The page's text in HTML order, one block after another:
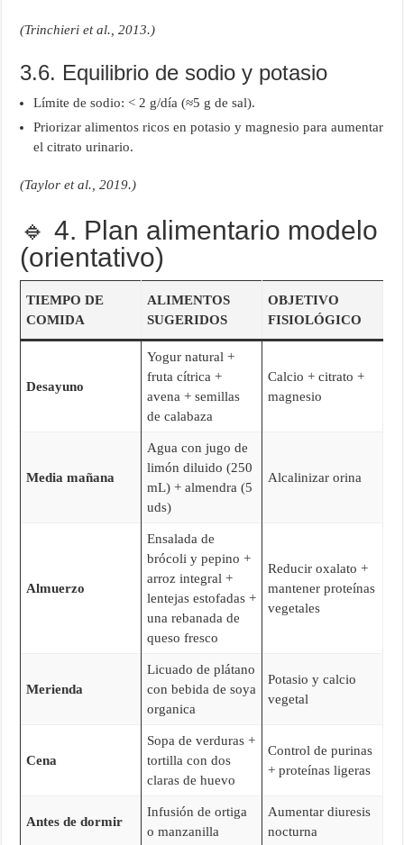
(Trinchieri et al., 2013.)
3.6. Equilibrio de sodio y potasio
Límite de sodio: < 2 g/día (≈5 g de sal).
Priorizar alimentos ricos en potasio y magnesio para aumentar
el citrato urinario.
(Taylor et al., 2019.)
🔹 4. Plan alimentario modelo
(orientativo)
TIEMPO DE
COMIDA
ALIMENTOS
SUGERIDOS
OBJETIVO
FISIOLÓGICO
Desayuno
Yogur natural +
fruta cítrica +
avena + semillas
de calabaza
Calcio + citrato +
magnesio
Media mañana
Agua con jugo de
limón diluido (250
mL) + almendra (5
uds)
Alcalinizar orina
Almuerzo
Ensalada de
brócoli y pepino +
arroz integral +
lentejas estofadas +
una rebanada de
queso fresco
Reducir oxalato +
mantener proteínas
vegetales
Merienda
Licuado de plátano
con bebida de soya
organica
Potasio y calcio
vegetal
Cena
Sopa de verduras +
tortilla con dos
claras de huevo
Control de purinas
+ proteínas ligeras
Antes de dormir
Infusión de ortiga
o manzanilla
Aumentar diuresis
nocturna